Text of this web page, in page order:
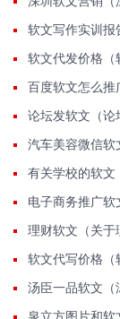
软文写作实训报
软文代发价格（
百度软文怎么推
论坛发软文（论
汽车美容微信软
有关学校的软文
电子商务推广软
理财软文（关于
软文代写价格（
汤臣一品软文（